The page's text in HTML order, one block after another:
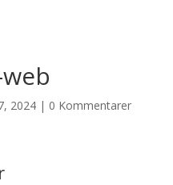
2024| 0 Kommentarer